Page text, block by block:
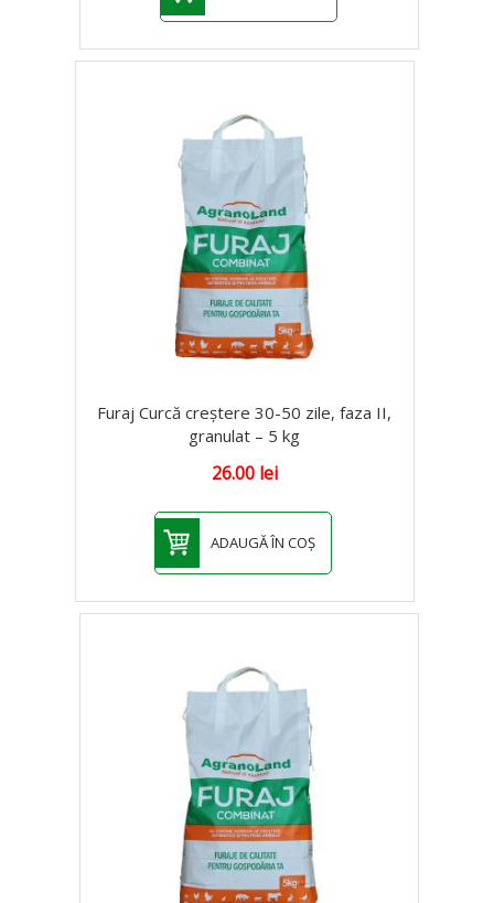
Furaj Curcă creștere 30-50 zile, faza II,
granulat – 5 kg
26.00 lei
ADAUGĂ ÎN COȘ